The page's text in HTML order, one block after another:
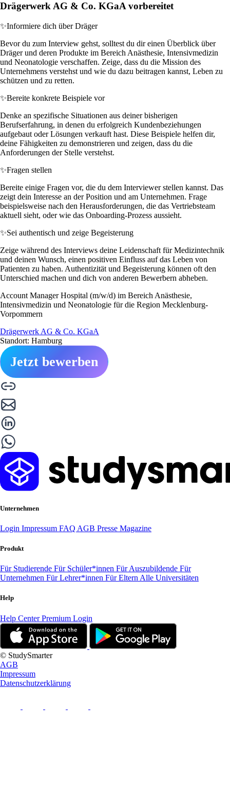
Drägerwerk AG & Co. KGaA vorbereitet
✨Informiere dich über Dräger
Bevor du zum Interview gehst, solltest du dir einen Überblick über
Dräger und deren Produkte im Bereich Anästhesie, Intensivmedizin
und Neonatologie verschaffen. Zeige, dass du die Mission des
Unternehmens verstehst und wie du dazu beitragen kannst, Leben zu
schützen und zu retten.
✨Bereite konkrete Beispiele vor
Denke an spezifische Situationen aus deiner bisherigen
Berufserfahrung, in denen du erfolgreich Kundenbeziehungen
aufgebaut oder Lösungen verkauft hast. Diese Beispiele helfen dir,
deine Fähigkeiten zu demonstrieren und zeigen, dass du die
Anforderungen der Stelle verstehst.
✨Fragen stellen
Bereite einige Fragen vor, die du dem Interviewer stellen kannst. Das
zeigt dein Interesse an der Position und am Unternehmen. Frage
beispielsweise nach den Herausforderungen, die das Vertriebsteam
aktuell sieht, oder wie das Onboarding-Prozess aussieht.
✨Sei authentisch und zeige Begeisterung
Zeige während des Interviews deine Leidenschaft für Medizintechnik
und deinen Wunsch, einen positiven Einfluss auf das Leben von
Patienten zu haben. Authentizität und Begeisterung können oft den
Unterschied machen und dich von anderen Bewerbern abheben.
Account Manager Hospital (m/w/d) im Bereich Anästhesie,
Intensivmedizin und Neonatologie für die Region Mecklenburg-
Vorpommern
Drägerwerk AG & Co. KGaA
Standort: Hamburg
Jetzt bewerben
Unternehmen
Login Impressum FAQ AGB Presse Magazine
Produkt
Für Studierende Für Schüler*innen Für Auszubildende Für
Unternehmen Für Lehrer*innen Für Eltern Alle Universitäten
Help
Help CenterPremium Login
© StudySmarter
AGB
Impressum
Datenschutzerklärung